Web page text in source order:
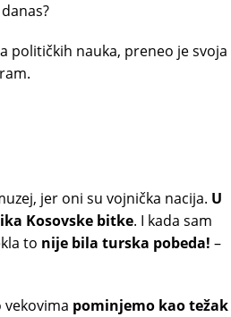
političkih nauka, preneo je svoja
jer oni su vojnička nacija. U
Kosovske bitke. I kada sam
to nije bila turska pobeda! –
pominjemo kao težak